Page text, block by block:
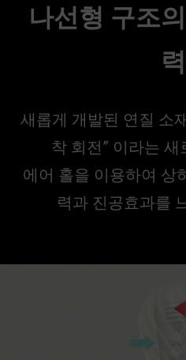
나선형 구조
새롭게 개발된 연질 소
착 회전” 이라는
에어 홀을 이용하여 상
력과 진공효과를